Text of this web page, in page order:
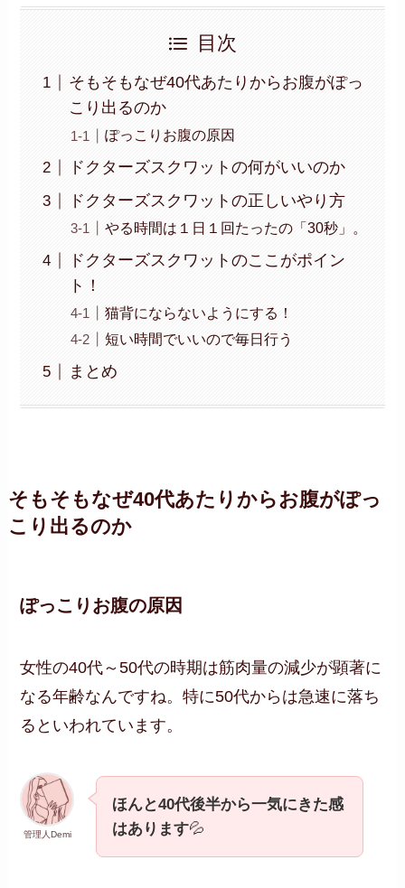
目次
そもそもなぜ40代あたりからお腹がぽっ
こり出るのか
ぽっこりお腹の原因
ドクターズスクワットの何がいいのか
ドクターズスクワットの正しいやり方
やる時間は１日１回たったの「30秒」。
ドクターズスクワットのここがポイン
ト！
猫背にならないようにする！
短い時間でいいので毎日行う
まとめ
そもそもなぜ40代あたりからお腹がぽっ
こり出るのか
ぽっこりお腹の原因
女性の40代～50代の時期は筋肉量の減少が顕著に
なる年齢なんですね。特に50代からは急速に落ち
るといわれています。
管理人Demi
ほんと40代後半から一気にきた感
はあります💦